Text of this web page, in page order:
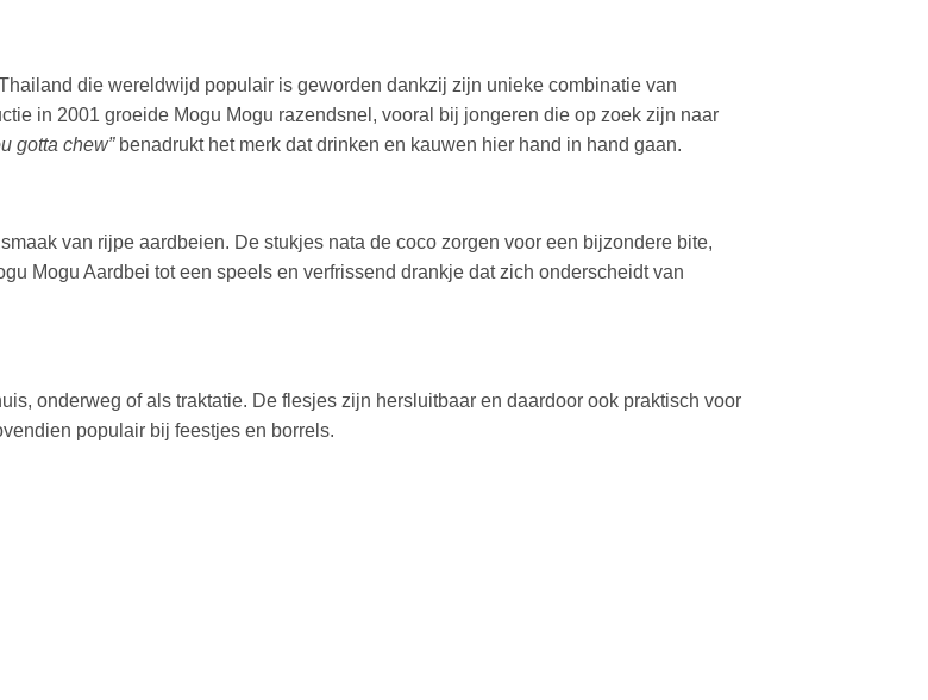
die wereldwijd populair is geworden dankzij zijn unieke combinatie van
in 2001 groeide Mogu Mogu razendsnel, vooral bij jongeren die op zoek zijn naar
gotta chew”benadrukt het merk dat drinken en kauwen hier hand in hand gaan.
van rijpe aardbeien. De stukjes nata de coco zorgen voor een bijzondere bite,
Mogu Aardbei tot een speels en verfrissend drankje dat zich onderscheidt van
onderweg of als traktatie. De flesjes zijn hersluitbaar en daardoor ook praktisch voor
populair bij feestjes en borrels.